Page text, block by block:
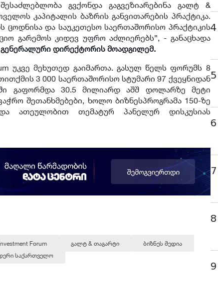
გვქონდა გაგვეზიარებინა გალტ &
კაპიტალის ბაზრის განვითარების პრაქტიკა.
ცოდნისა და საუკეთესო საერთაშორისო პრაქტიკის
გარემოს კიდევ უფრო აძლიერებს”, - განაცხადა
დირექტორის მოადგილემ.
უკვე მეხუთედ გაიმართა. გასულ წელს ფორუმს 8
3 000 საერთაშორისო სტუმარი 97 ქვეყნიდან
გაფორმდა 30.5 მილიარდ აშშ დოლარზე მეტი
შეთანხმებები, ხოლო ბიზნესპროგრამა 150-ზე
ათეულობით თემატურ პანელურ დისკუსიას
Forum გალტ & თაგარტი
ბიზნეს მედია
საქართველო
4
5
6
7
8
9